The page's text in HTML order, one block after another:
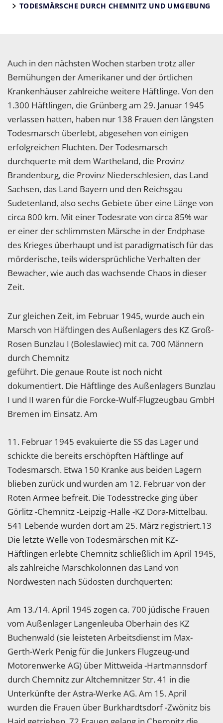
TODESMÄRSCHE DURCH CHEMNITZ UND UMGEBUNG
Auch in den nächsten Wochen starben trotz aller
Bemühungen der Amerikaner und der örtlichen
Krankenhäuser zahlreiche weitere Häftlinge. Von den
1.300 Häftlingen, die Grünberg am 29. Januar 1945
verlassen hatten, haben nur 138 Frauen den längsten
Todesmarsch überlebt, abgesehen von einigen
erfolgreichen Fluchten. Der Todesmarsch
durchquerte mit dem Wartheland, die Provinz
Brandenburg, die Provinz Niederschlesien, das Land
Sachsen, das Land Bayern und den Reichsgau
Sudetenland, also sechs Gebiete über eine Länge von
circa 800 km. Mit einer Todesrate von circa 85% war
er einer der schlimmsten Märsche in der Endphase
des Krieges überhaupt und ist paradigmatisch für das
mörderische, teils widersprüchliche Verhalten der
Bewacher, wie auch das wachsende Chaos in dieser
Zeit.
Zur gleichen Zeit, im Februar 1945, wurde auch ein
Marsch von Häftlingen des Außenlagers des KZ Groß-
Rosen Bunzlau I (Boleslawiec) mit ca. 700 Männern
durch Chemnitz
geführt. Die genaue Route ist noch nicht
dokumentiert. Die Häftlinge des Außenlagers Bunzlau
I und II waren für die Forcke-Wulf-Flugzeugbau GmbH
Bremen im Einsatz. Am
11. Februar 1945 evakuierte die SS das Lager und
schickte die bereits erschöpften Häftlinge auf
Todesmarsch. Etwa 150 Kranke aus beiden Lagern
blieben zurück und wurden am 12. Februar von der
Roten Armee befreit. Die Todesstrecke ging über
Görlitz -Chemnitz -Leipzig -Halle -KZ Dora-Mittelbau.
541 Lebende wurden dort am 25. März registriert.13
Die letzte Welle von Todesmärschen mit KZ-
Häftlingen erlebte Chemnitz schließlich im April 1945,
als zahlreiche Marschkolonnen das Land von
Nordwesten nach Südosten durchquerten:
Am 13./14. April 1945 zogen ca. 700 jüdische Frauen
vom Außenlager Langenleuba Oberhain des KZ
Buchenwald (sie leisteten Arbeitsdienst im Max-
Gerth-Werk Penig für die Junkers Flugzeug-und
Motorenwerke AG) über Mittweida -Hartmannsdorf
durch Chemnitz zur Altchemnitzer Str. 41 in die
Unterkünfte der Astra-Werke AG. Am 15. April
wurden die Frauen über Burkhardtsdorf -Zwönitz bis